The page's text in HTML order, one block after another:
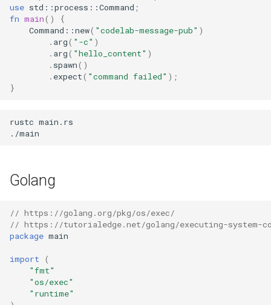
Assembly
faceapi
posenet
yolo
Tello
Tello3.0
Tello4.0
Siri
simple NLU
kano motion sensor
use std ::process ::Command ;
fn main()
{
Command ::new( "codelab-message-pub" )
. arg( "-c" )
. arg( "hello_content" )
. spawn()
. expect( "command failed" );
}
rustc main.rs
Golang
// https://golang.org/pkg/os/exec/
// https://tutorialedge.net/golang/executing-system-
package main
import
(
"fmt"
"os/exec"
"runtime"